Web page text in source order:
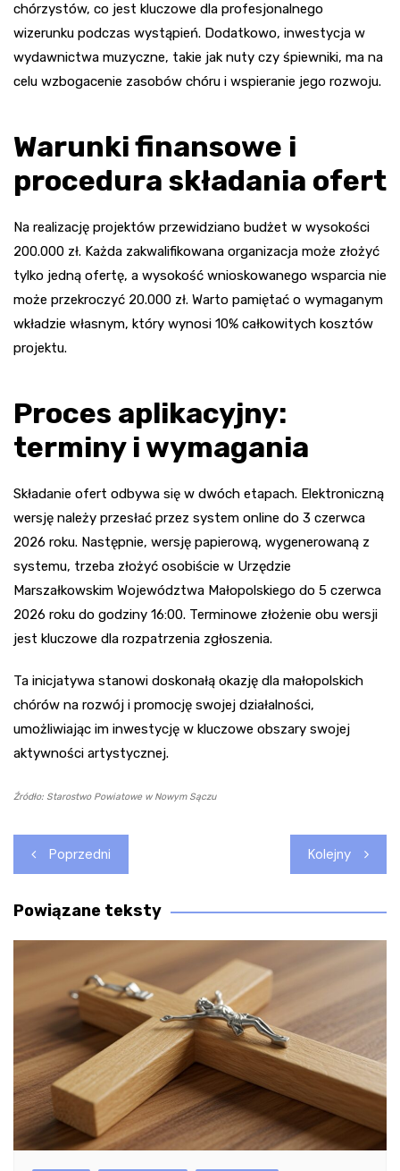
chórzystów, co jest kluczowe dla profesjonalnego
wizerunku podczas wystąpień. Dodatkowo, inwestycja w
wydawnictwa muzyczne, takie jak nuty czy śpiewniki, ma na
celu wzbogacenie zasobów chóru i wspieranie jego rozwoju.
Warunki finansowe i
procedura składania ofert
Na realizację projektów przewidziano budżet w wysokości
200.000 zł. Każda zakwalifikowana organizacja może złożyć
tylko jedną ofertę, a wysokość wnioskowanego wsparcia nie
może przekroczyć 20.000 zł. Warto pamiętać o wymaganym
wkładzie własnym, który wynosi 10% całkowitych kosztów
projektu.
Proces aplikacyjny:
terminy i wymagania
Składanie ofert odbywa się w dwóch etapach. Elektroniczną
wersję należy przesłać przez system online do 3 czerwca
2026 roku. Następnie, wersję papierową, wygenerowaną z
systemu, trzeba złożyć osobiście w Urzędzie
Marszałkowskim Województwa Małopolskiego do 5 czerwca
2026 roku do godziny 16:00. Terminowe złożenie obu wersji
jest kluczowe dla rozpatrzenia zgłoszenia.
Ta inicjatywa stanowi doskonałą okazję dla małopolskich
chórów na rozwój i promocję swojej działalności,
umożliwiając im inwestycję w kluczowe obszary swojej
aktywności artystycznej.
Źródło: Starostwo Powiatowe w Nowym Sączu
Nawigacja
wpisu
Poprzedni Kolejny
Powiązane teksty